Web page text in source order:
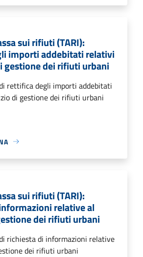
sui rifiuti (TARI):
importi addebitati relativi
gestione dei rifiuti urbani
rettifica degli importi addebitati
di gestione dei rifiuti urbani
sui rifiuti (TARI):
relative al
dei rifiuti urbani
richiesta di informazioni relative
dei rifiuti urbani